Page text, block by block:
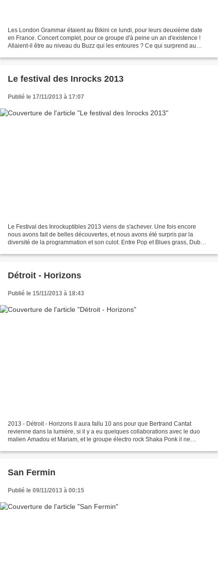
Les London Grammar étaient au Bikini ce lundi, pour leurs deuxième date
en France. Concert complet, pour ce groupe d'à peine un an d'existence !
Allaient-il être au niveau du Buzz qui les entoures ? Ce qui surprend au
Le festival des Inrocks 2013
Publié le 17/11/2013 à 17:07
Le Festival des Inrockuptibles 2013 viens de s'achever. Une fois encore
nous avons fait de belles découvertes, et nous avons été surpris par la
diversité de la programmation et son culot. Entre Pop et Blues grass, Dub
Détroit - Horizons
Publié le 15/11/2013 à 18:43
2013 - Détroit - Horizons Il aura fallu 10 ans pour que Bertrand Cantat
revienne dans la lumière, si il y a eu quelques collaborations avec le duo
malien Amadou et Mariam, et le groupe électro rock Shaka Ponk il ne
San Fermin
Publié le 09/11/2013 à 00:15